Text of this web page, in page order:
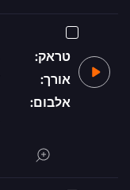
טראק:
אורך:
אלבום: